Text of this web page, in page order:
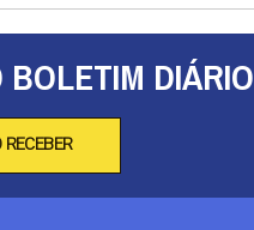
DIÁRIO
RECEBER